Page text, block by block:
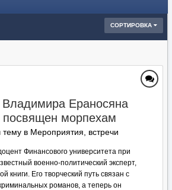
СОРТИРОВКА
Ераносяна
морпехам
тему в Мероприятия, встречи
Финансового университета при
военно-политический эксперт,
книги. Его творческий путь связан с
романов, а теперь он